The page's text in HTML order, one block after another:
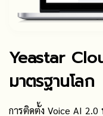
Yeastar
มาตรฐานโลก
การติดตั้ง Voice AI